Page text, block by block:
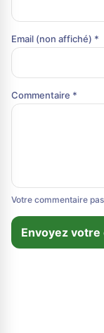
Email (non affiché) *
Commentaire *
Votre commentaire
Envoyez